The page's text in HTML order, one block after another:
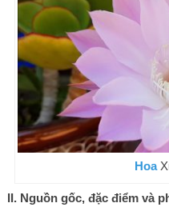
Hoa
II. Nguồn gốc, đặc điểm và